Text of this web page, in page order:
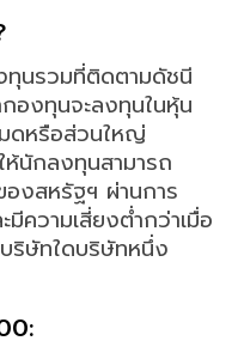
ทุนรวมที่ติดตามดัชนี
องทุนจะลงทุนในหุ้น
ดหรือส่วนใหญ่
นักลงทุนสามารถ
งสหรัฐฯ ผ่านการ
ความเสี่ยงต่ำกว่าเมื่อ
ริษัทใดบริษัทหนึ่ง